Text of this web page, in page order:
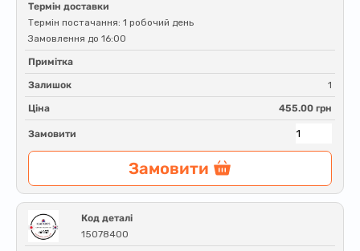
Термін доставки
Термін постачання: 1 робочий день
Замовлення до 16:00
Примітка
Залишок 1
Ціна 455.00 грн
Замовити
Замовити
Код деталі
15078400